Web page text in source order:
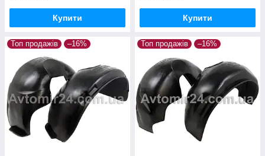
Купити Купити
Топ продажів –16% Топ продажів –16%